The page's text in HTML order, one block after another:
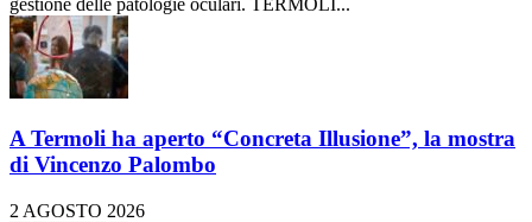
gestione delle patologie oculari. TERMOLI...
A Termoli ha aperto “Concreta Illusione”, la mostra
di Vincenzo Palombo
2 AGOSTO 2026